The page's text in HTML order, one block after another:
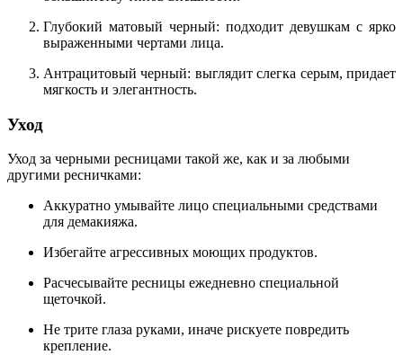
Глубокий матовый черный: подходит девушкам с ярко
выраженными чертами лица.
Антрацитовый черный: выглядит слегка серым, придает
мягкость и элегантность.
Уход
Уход за черными ресницами такой же, как и за любыми
другими ресничками:
Аккуратно умывайте лицо специальными средствами
для демакияжа.
Избегайте агрессивных моющих продуктов.
Расчесывайте ресницы ежедневно специальной
щеточкой.
Не трите глаза руками, иначе рискуете повредить
крепление.